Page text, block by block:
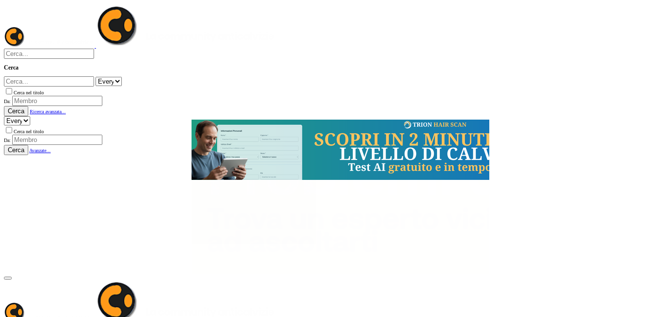
Cerca
Cerca nel titolo
Da:
Cerca Ricerca avanzata...
Cerca nel titolo
Da:
Cerca Avanzate...